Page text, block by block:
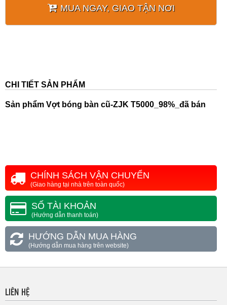
MUA NGAY, GIAO TẬN NƠI
CHI TIẾT SẢN PHẨM
Sản phẩm Vợt bóng bàn cũ-ZJK T5000_98%_đã bán
CHÍNH SÁCH VẬN CHUYỂN
(Giao hàng tại nhà trên toàn quốc)
SỐ TÀI KHOẢN
(Hướng dẫn thanh toán)
HƯỚNG DẪN MUA HÀNG
(Hướng dẫn mua hàng trên website)
LIÊN HỆ